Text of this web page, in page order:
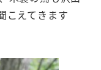
こえてきます